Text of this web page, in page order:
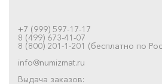
+7 (999) 597-17-17
8 (499) 673-41-07
8 (800) 201-1-201 (бесплатно по
info@numizmat.ru
Выдача заказов: